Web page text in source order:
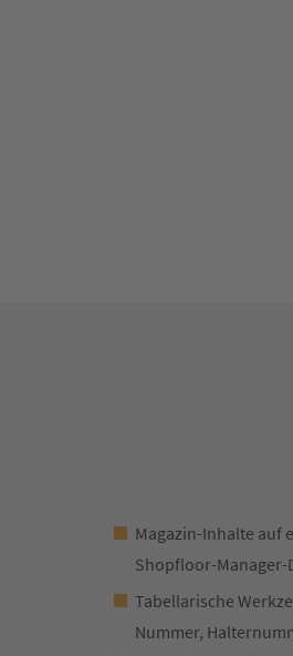
Magazin-Inhalte auf
Shopfloor-Manager-
Tabellarische
Nummer,